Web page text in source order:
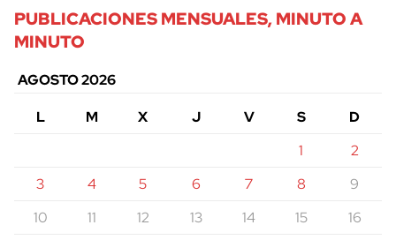
PUBLICACIONES MENSUALES, MINUTO A
MINUTO
AGOSTO 2026
L
M X J V S
D
1
2
3
4 5 6 7 8
9
10
11 12 13 14 15
16